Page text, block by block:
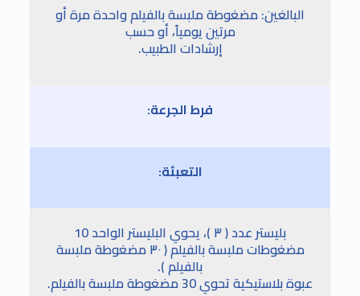
البالغين: مضغوطة ملبسة بالفيلم واحدة مرة أو
مرتين يومياً، أو حسب
إرشادات الطبيب.
فرط الجرعة:
التعبئة:
بليستر عدد ( ٣ )، يحوي البليستر الواحد 10
مضغوطات ملبسة بالفيلم ( ٣٠ مضغوطة ملبسة
بالفيلم ).
عبوة بلاستيكية تحوي 30 مضغوطة ملبسة بالفيلم.